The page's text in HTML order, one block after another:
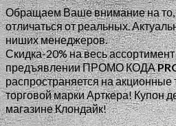
Обращаем Ваше внимание на то,
отличаться от реальных.
ниших менеджеров.
Скидка-20% на весь
предъявлении ПРОМО КОДА
распространяется на
торговой марки Арткера! Купон
магазине Клондайк!